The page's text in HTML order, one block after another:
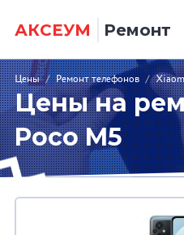
АКСЕУМ Ремонт
Цены / Ремонт телефонов /
Цены на
Poco M5